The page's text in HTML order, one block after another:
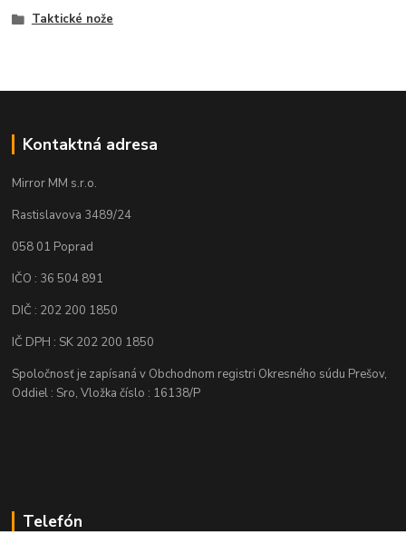
Taktické nože
Kontaktná adresa
Mirror MM s.r.o.
Rastislavova 3489/24
058 01 Poprad
IČO : 36 504 891
DIČ : 202 200 1850
IČ DPH : SK 202 200 1850
Spoločnosť je zapísaná v Obchodnom registri Okresného súdu Prešov,
Oddiel : Sro, Vložka číslo : 16138/P
Telefón